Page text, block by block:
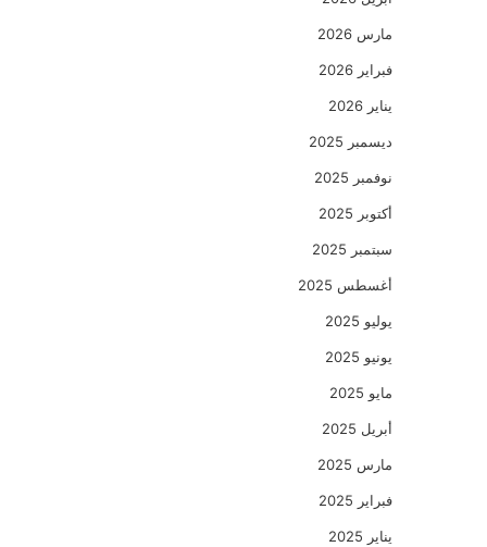
مارس 2026
فبراير 2026
يناير 2026
ديسمبر 2025
نوفمبر 2025
أكتوبر 2025
سبتمبر 2025
أغسطس 2025
يوليو 2025
يونيو 2025
مايو 2025
أبريل 2025
مارس 2025
فبراير 2025
يناير 2025